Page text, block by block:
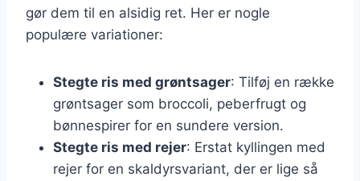
gør dem til en alsidig ret. Her er nogle
populære variationer:
Stegte ris med grøntsager: Tilføj en række
grøntsager som broccoli, peberfrugt og
bønnespirer for en sundere version.
Stegte ris med rejer: Erstat kyllingen med
rejer for en skaldyrsvariant, der er lige så